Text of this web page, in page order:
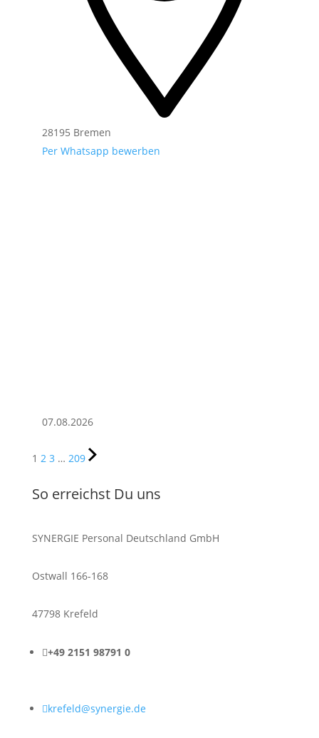
28195 Bremen
Per Whatsapp bewerben
07.08.2026
1 2 3 … 209
So erreichst Du uns
SYNERGIE Personal Deutschland GmbH
Ostwall 166-168
47798 Krefeld
+49 2151 98791 0
krefeld@synergie.de